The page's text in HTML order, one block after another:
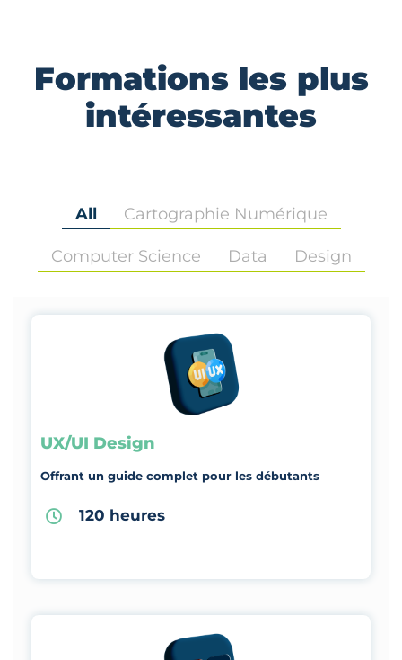
Formations les plus
intéressantes
All Cartographie Numérique
Computer Science Data Design
UX/UI Design
Offrant un guide complet pour les débutants
120 heures